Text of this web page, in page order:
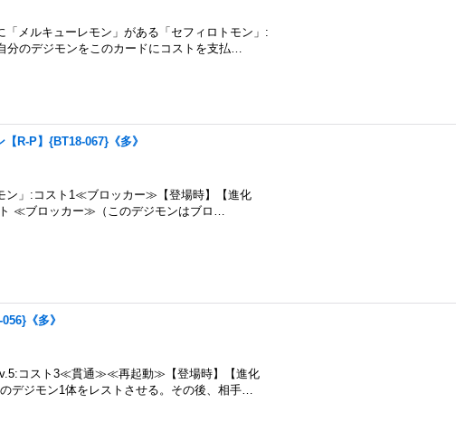
メルキューレモン」がある「セフィロトモン」:
のデジモンをこのカードにコストを支払…
R-P】{BT18-067}《多》
ン」:コスト1≪ブロッカー≫【登場時】【進化
≪ブロッカー≫（このデジモンはブロ…
《多》
コスト3≪貫通≫≪再起動≫【登場時】【進化
デジモン1体をレストさせる。その後、相手…